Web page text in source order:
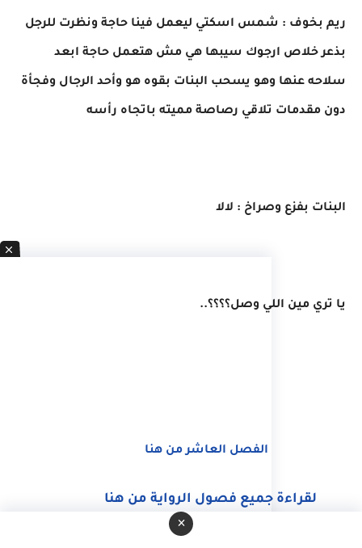
ريم بخوف : شمس اسكتي ليعمل فينا حاجة ونظرت للرجل
بذعر خلاص ارجوك سيبها هي مش هتعمل حاجة ابعد
سلاحه عنها وهو يسحب البنات بقوه هو وأحد الرجال وفجأة
دون مقدمات تلاقي رصاصة مميته باتجاه رأسه
البنات بفزع وصراخ : لالا
يا تري مين اللي وصل؟؟؟؟..
الفصل العاشر من هنا
لقراءة جميع فصول الرواية من هنا
×